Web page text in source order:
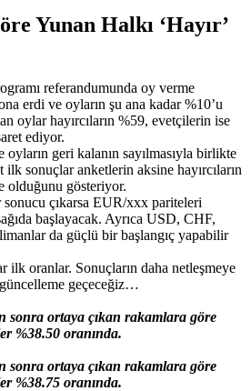
Yunan Halkı ‘Hayır’
referandumunda oy verme
erdi ve oyların şu ana kadar %10’u
oylar hayırcıların %59, evetçilerin ise
ediyor.
geri kalanın sayılmasıyla birlikte
sonuçlar anketlerin aksine hayırcıların
olduğunu gösteriyor.
sonucu çıkarsa EUR/xxx pariteleri
başlayacak. Ayrıca USD, CHF,
da güçlü bir başlangıç yapabilir
ilk oranlar. Sonuçların daha netleşmeye
geçeceğiz…
sonra ortaya çıkan rakamlara göre
%38.50 oranında.
sonra ortaya çıkan rakamlara göre
%38.75 oranında.